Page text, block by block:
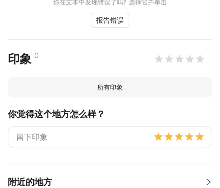
你在文本中发现错误了吗? 选择它并单击
报告错误
印象 0
所有印象
你觉得这个地方怎么样？
附近的地方